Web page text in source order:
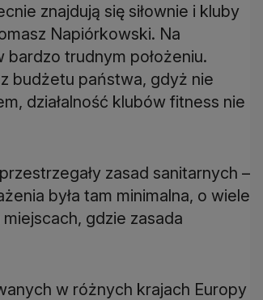
znajdują się siłownie i kluby
Napiórkowski. Na
bardzo trudnym położeniu.
budżetu państwa, gdyż nie
działalność klubów fitness nie
zasad sanitarnych –
była tam minimalna, o wiele
gdzie zasada
w różnych krajach Europy